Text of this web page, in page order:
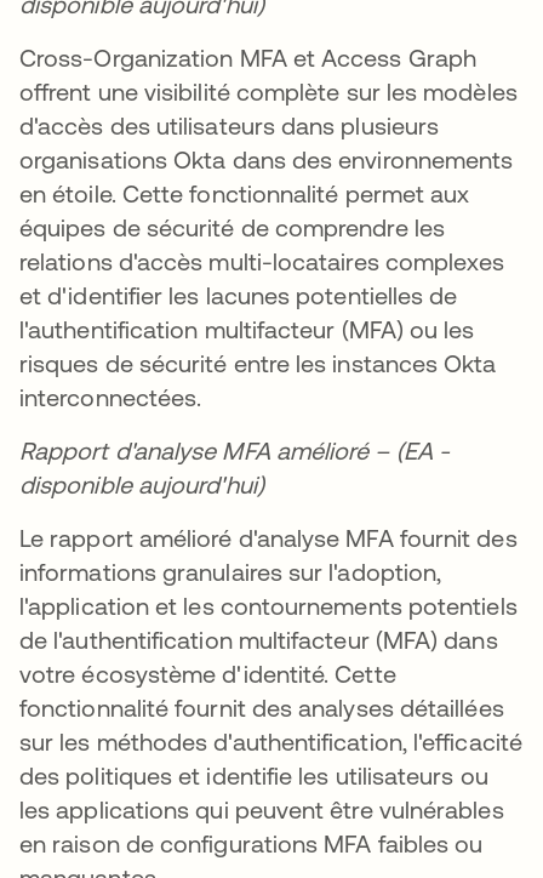
Cross-Organization MFA et Access Graph
offrent une visibilité complète sur les modèles
d'accès des utilisateurs dans plusieurs
organisations Okta dans des environnements
en étoile. Cette fonctionnalité permet aux
équipes de sécurité de comprendre les
relations d'accès multi-locataires complexes
et d'identifier les lacunes potentielles de
l'authentification multifacteur (MFA) ou les
risques de sécurité entre les instances Okta
interconnectées.
Rapport d'analyse MFA amélioré – (EA -
disponible aujourd'hui)
Le rapport amélioré d'analyse MFA fournit des
informations granulaires sur l'adoption,
l'application et les contournements potentiels
de l'authentification multifacteur (MFA) dans
votre écosystème d'identité. Cette
fonctionnalité fournit des analyses détaillées
sur les méthodes d'authentification, l'efficacité
des politiques et identifie les utilisateurs ou
les applications qui peuvent être vulnérables
en raison de configurations MFA faibles ou